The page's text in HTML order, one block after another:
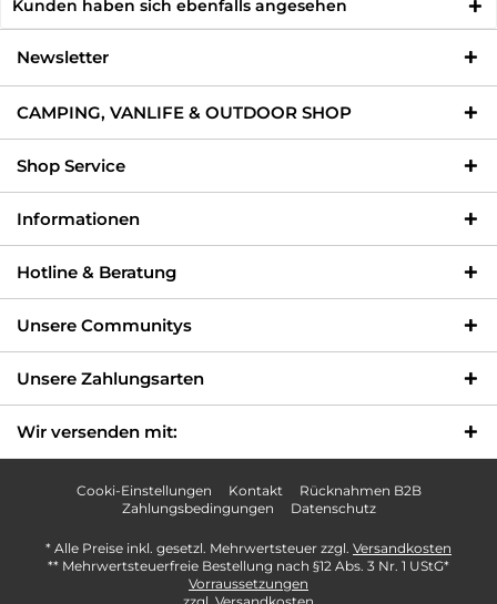
Kunden haben sich ebenfalls angesehen
Newsletter
CAMPING, VANLIFE & OUTDOOR SHOP
Shop Service
Informationen
Hotline & Beratung
Unsere Communitys
Unsere Zahlungsarten
Wir versenden mit:
Cooki-Einstellungen Kontakt
Rücknahmen B2B
Zahlungsbedingungen
Datenschutz
* Alle Preise inkl. gesetzl. Mehrwertsteuer zzgl. Versandkosten
** Mehrwertsteuerfreie Bestellung nach §12 Abs. 3 Nr. 1 UStG*
Vorraussetzungen